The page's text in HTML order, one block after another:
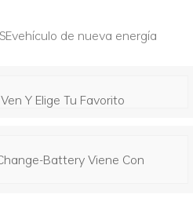
de nueva energía
Y Elige Tu Favorito
Battery Viene Con